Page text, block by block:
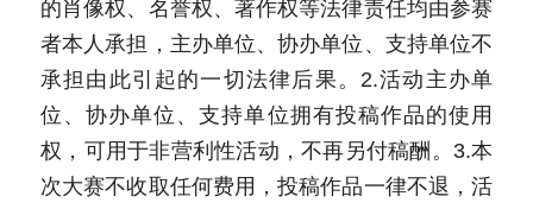
的肖像权、名誉权、著作权等法律责任均由参赛
者本人承担，主办单位、协办单位、支持单位不
承担由此引起的一切法律后果。2.活动主办单
位、协办单位、支持单位拥有投稿作品的使用
权，可用于非营利性活动，不再另付稿酬。3.本
次大赛不收取任何费用，投稿作品一律不退，活